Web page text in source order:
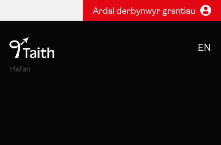
Ardal derbynwyr grantiau
EN
Hafan